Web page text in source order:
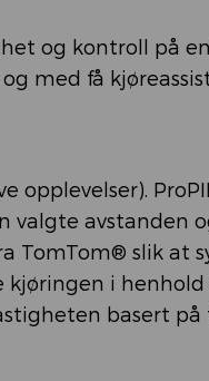
og kontroll på
med få
opplevelser).
valgte avstanden
TomTom® slik at
kjøringen i henhold
basert på